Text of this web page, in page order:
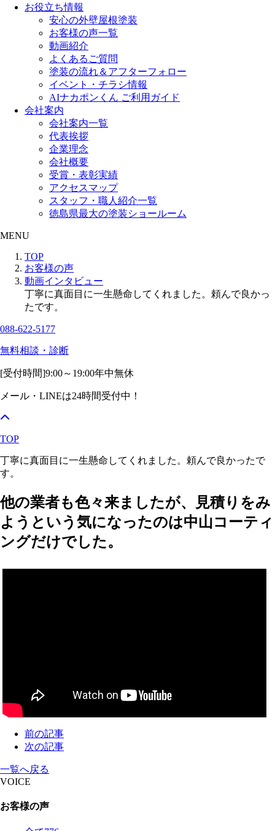
お役立ち情報
安心の外壁屋根塗装
お客様の声一覧
動画紹介
よくあるご質問
塗装の流れ＆アフターフォロー
イベント・チラシ情報
AIナカポンくん ご利用ガイド
会社案内
会社案内一覧
代表挨拶
企業理念
会社概要
受賞・表彰実績
アクセスマップ
スタッフ・職人紹介一覧
徳島県最大の塗装ショールーム
MENU
TOP
お客様の声
動画インタビュー
丁寧に真面目に一生懸命してくれました。頼んで良かっ
たです。
088-622-5177
無料相談・診断
[受付時間]9:00～19:00年中無休
メール・LINEは24時間受付中！
TOP
丁寧に真面目に一生懸命してくれました。頼んで良かったで
す。
他の業者も色々来ましたが、見積りをみ
ようという気になったのは中山コーティ
ングだけでした。
前の記事
次の記事
一覧へ戻る
VOICE
お客様の声